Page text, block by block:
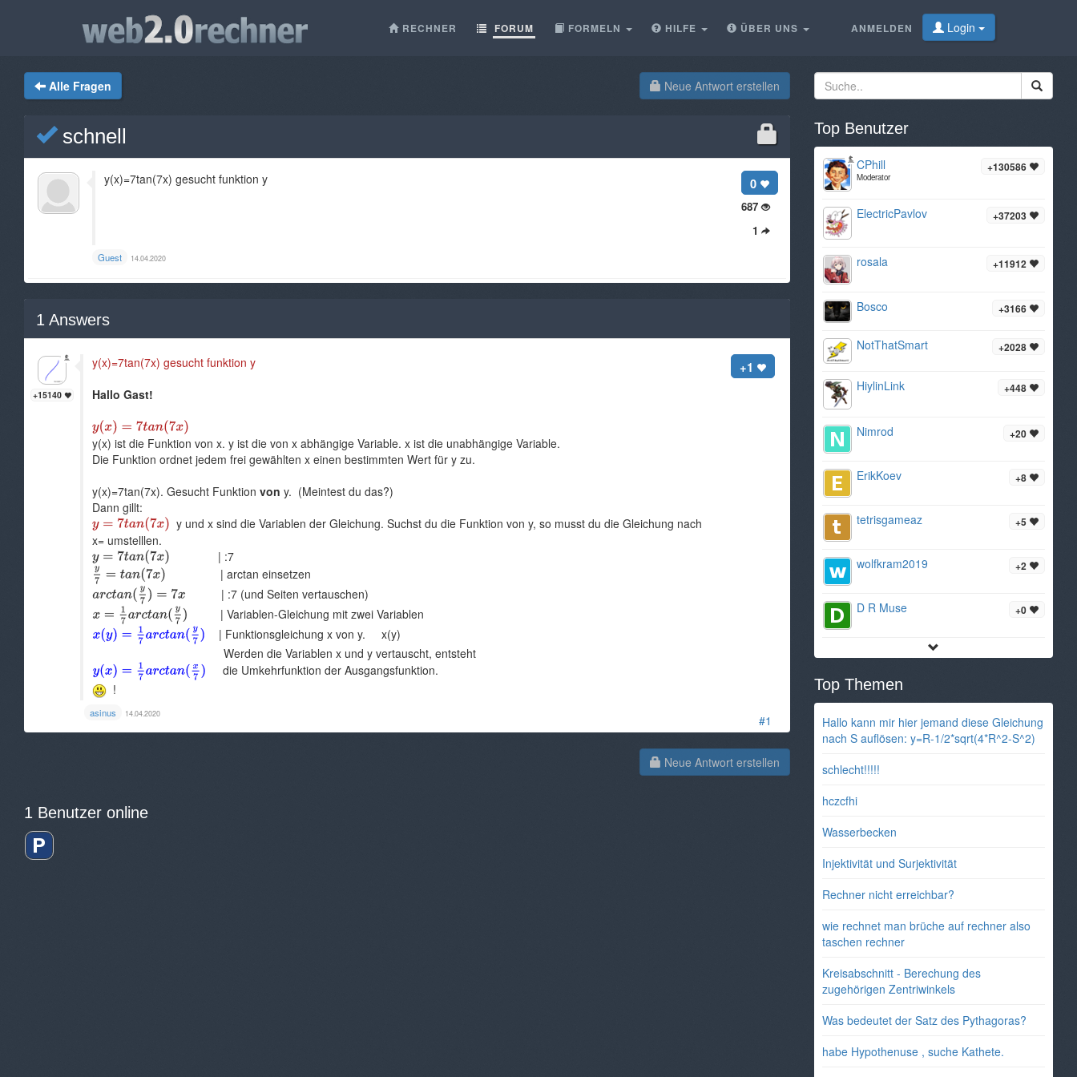
ANMELDEN Login
RECHNER FORUM FORMELN HILFE ÜBER UNS
Neue Antwort erstellen
Alle Fragen
schnell
0
687
1
y(x)=7tan(7x) gesucht funktion y
Guest 14.04.2020
1 Answers
#1
+15140
+1
y(x)=7tan(7x) gesucht funktion y
Hallo Gast!
y(x) ist die Funktion von x. y ist die von x abhängige Variable. x ist die unabhängige Variable.
Die Funktion ordnet jedem frei gewählten x einen bestimmten Wert für y zu.
y(x)=7tan(7x). Gesucht Funktion von y. (Meintest du das?)
Dann gillt:
y und x sind die Variablen der Gleichung. Suchst du die Funktion von y, so musst du die Gleichung nach
x= umstelllen.
| :7
| arctan einsetzen
| :7 (und Seiten vertauschen)
| Variablen-Gleichung mit zwei Variablen
| Funktionsgleichung x von y. x(y)
Werden die Variablen x und y vertauscht, entsteht
die Umkehrfunktion der Ausgangsfunktion.
!
asinus 14.04.2020
Neue Antwort erstellen
1 Benutzer online
Top Benutzer
+130586
CPhill
Moderator
+37203
ElectricPavlov
+11912
rosala
+3166
Bosco
+2028
NotThatSmart
+448
HiylinLink
+20
Nimrod
+8
ErikKoev
+5
tetrisgameaz
+2
wolfkram2019
+0
D R Muse
Top Themen
Hallo kann mir hier jemand diese Gleichung
nach S auflösen: y=R-1/2*sqrt(4*R^2-S^2)
schlecht!!!!!
hczcfhi
Wasserbecken
Injektivität und Surjektivität
Rechner nicht erreichbar?
wie rechnet man brüche auf rechner also
taschen rechner
Kreisabschnitt - Berechung des
zugehörigen Zentriwinkels
Was bedeutet der Satz des Pythagoras?
habe Hypothenuse , suche Kathete.